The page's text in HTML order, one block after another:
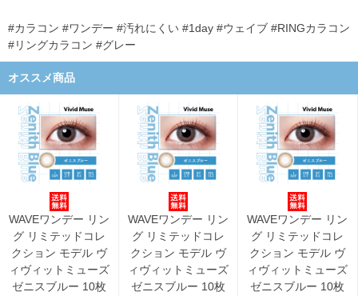
#カラコン #ワンデー #汚れにくい #1day #ウェイブ #RINGカラコン
#リングカラコン #グレー
オススメ商品
WAVEワンデー リン
グ リミテッドコレ
クション モデル ヴ
ィヴィットミューズ
ゼニスブルー 10枚
WAVEワンデー リン
グ リミテッドコレ
クション モデル ヴ
ィヴィットミューズ
ゼニスブルー 10枚
WAVEワンデー リン
グ リミテッドコレ
クション モデル ヴ
ィヴィットミューズ
ゼニスブルー 10枚